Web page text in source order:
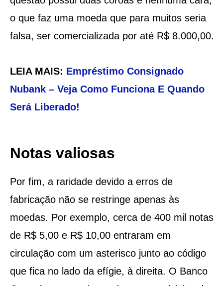
o que faz uma moeda que para muitos seria
falsa, ser comercializada por até R$ 8.000,00.
LEIA MAIS: Empréstimo Consignado
Nubank – Veja Como Funciona E Quando
Será Liberado!
Notas valiosas
Por fim, a raridade devido a erros de
fabricação não se restringe apenas às
moedas. Por exemplo, cerca de 400 mil notas
de R$ 5,00 e R$ 10,00 entraram em
circulação com um asterisco junto ao código
que fica no lado da efígie, à direita. O Banco